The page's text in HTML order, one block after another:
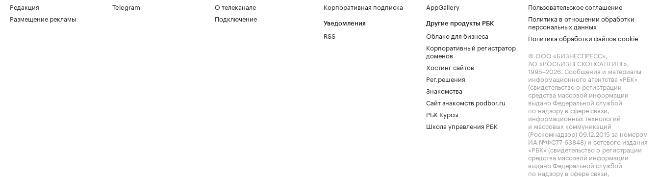
Редакция
Размещение рекламы
Telegram
О телеканале
Подключение
Корпоративная подписка
Уведомления
RSS
AppGallery
Другие продукты РБК
Облако для бизнеса
Корпоративный регистратор
доменов
Хостинг сайтов
Рег.решения
Знакомства
Сайт знакомств podbor.ru
РБК Курсы
Школа управления РБК
Пользовательское соглашение
Политика в отношении обработки
персональных данных
Политика обработки файлов cookie
© ООО «БИЗНЕСПРЕСС»,
АО «РОСБИЗНЕСКОНСАЛТИНГ»,
1995–2026. Сообщения и материалы
информационного агентства «РБК»
(свидетельство о регистрации
средства массовой информации
выдано Федеральной службой
по надзору в сфере связи,
информационных технологий
и массовых коммуникаций
(Роскомнадзор) 09.12.2015 за номером
ИА №ФС77-63848) и сетевого издания
«РБК» (свидетельство о регистрации
средства массовой информации
выдано Федеральной службой
по надзору в сфере связи,